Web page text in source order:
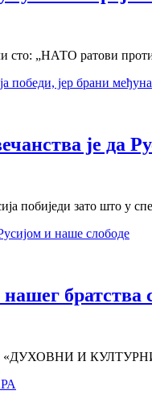
сто: „НАТО ратови
је да
побиједи зато што
братства
«ДУХОВНИ И